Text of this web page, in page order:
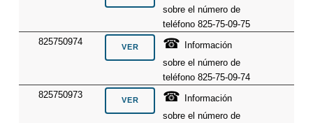
sobre el número de
teléfono 825-75-09-75
825750974
☎
Información
sobre el número de
teléfono 825-75-09-74
825750973
☎
Información
sobre el número de